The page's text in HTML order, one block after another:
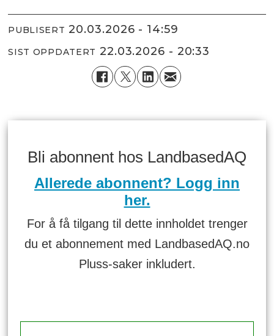
PUBLISERT 20.03.2026 - 14:59
SIST OPPDATERT 22.03.2026 - 20:33
Bli abonnent hos LandbasedAQ
Allerede abonnent? Logg inn
her.
For å få tilgang til dette innholdet trenger
du et abonnement med LandbasedAQ.no
Pluss-saker inkludert.